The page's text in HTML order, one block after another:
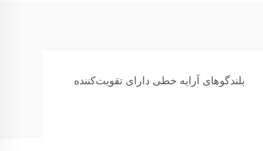
بلندگوهای آرایه خطی دارای تقویت‌کننده